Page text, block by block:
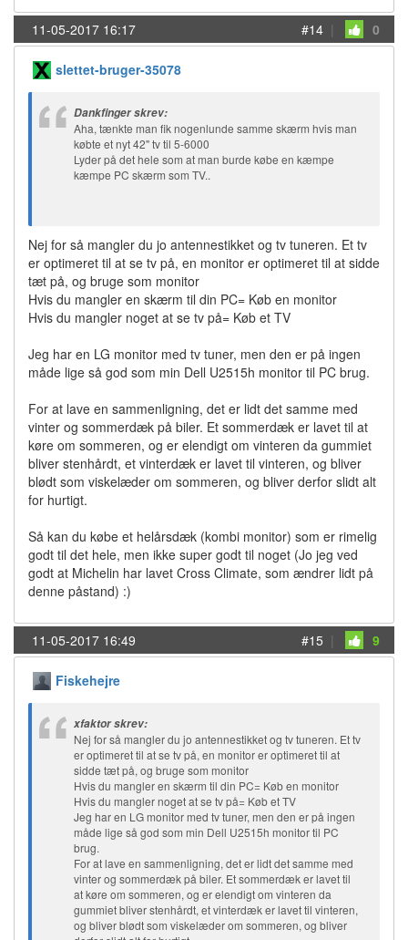
11-05-2017 16:17 #14 | 0
slettet-bruger-35078
Dankfinger skrev:
Aha, tænkte man fik nogenlunde samme skærm hvis man
købte et nyt 42" tv til 5-6000
Lyder på det hele som at man burde købe en kæmpe
kæmpe PC skærm som TV..
Nej for så mangler du jo antennestikket og tv tuneren. Et tv
er optimeret til at se tv på, en monitor er optimeret til at sidde
tæt på, og bruge som monitor
Hvis du mangler en skærm til din PC= Køb en monitor
Hvis du mangler noget at se tv på= Køb et TV
Jeg har en LG monitor med tv tuner, men den er på ingen
måde lige så god som min Dell U2515h monitor til PC brug.
For at lave en sammenligning, det er lidt det samme med
vinter og sommerdæk på biler. Et sommerdæk er lavet til at
køre om sommeren, og er elendigt om vinteren da gummiet
bliver stenhårdt, et vinterdæk er lavet til vinteren, og bliver
blødt som viskelæder om sommeren, og bliver derfor slidt alt
for hurtigt.
Så kan du købe et helårsdæk (kombi monitor) som er rimelig
godt til det hele, men ikke super godt til noget (Jo jeg ved
godt at Michelin har lavet Cross Climate, som ændrer lidt på
denne påstand) :)
11-05-2017 16:49 #15 | 9
Fiskehejre
xfaktor skrev:
Nej for så mangler du jo antennestikket og tv tuneren. Et tv
er optimeret til at se tv på, en monitor er optimeret til at
sidde tæt på, og bruge som monitor
Hvis du mangler en skærm til din PC= Køb en monitor
Hvis du mangler noget at se tv på= Køb et TV
Jeg har en LG monitor med tv tuner, men den er på ingen
måde lige så god som min Dell U2515h monitor til PC
brug.
For at lave en sammenligning, det er lidt det samme med
vinter og sommerdæk på biler. Et sommerdæk er lavet til
at køre om sommeren, og er elendigt om vinteren da
gummiet bliver stenhårdt, et vinterdæk er lavet til vinteren,
og bliver blødt som viskelæder om sommeren, og bliver